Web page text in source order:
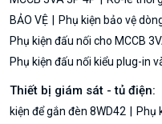
BẢO VỆ
Phụ kiện bảo vệ
Phụ kiện đấu nối cho MCCB
Phụ kiện đấu nối kiểu plug-in
Thiết bị giám sát - tủ điện:
kiện để gắn đèn 8WD42
Phụ